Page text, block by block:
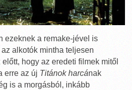
ezeknek a remake-jével is
alkotók mintha teljesen
hogy az eredeti filmek mitől
erre az új Titánok harcának
is a morgásból, inkább